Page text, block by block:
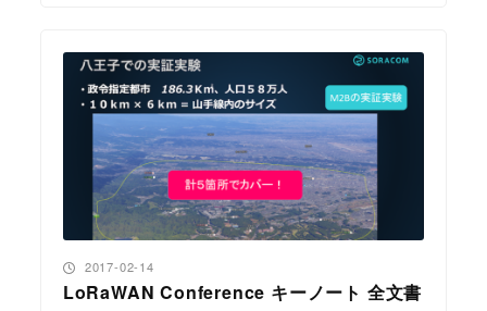
LoRaWAN Conference キーノート 全文書
投稿日
2017-02-14